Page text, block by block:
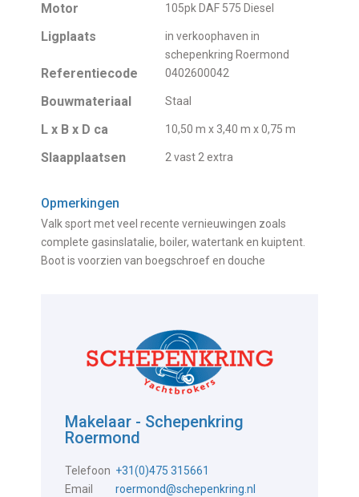
Motor 105pk DAF 575 Diesel
Ligplaats
in verkoophaven in
schepenkring Roermond
Referentiecode 0402600042
Bouwmateriaal Staal
L x B x D ca 10,50 m x 3,40 m x 0,75 m
Slaapplaatsen 2 vast 2 extra
Opmerkingen
Valk sport met veel recente vernieuwingen zoals
complete gasinslatalie, boiler, watertank en kuiptent.
Boot is voorzien van boegschroef en douche
Makelaar - Schepenkring
Roermond
Telefoon +31(0)475 315661
Email
roermond@schepenkring.nl